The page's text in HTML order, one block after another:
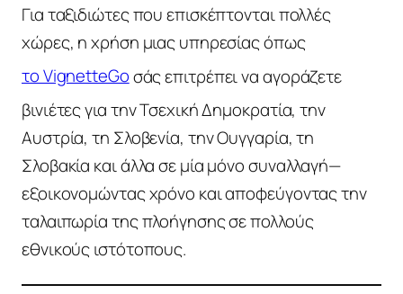
Για ταξιδιώτες που επισκέπτονται πολλές
χώρες, η χρήση μιας υπηρεσίας όπως
το VignetteGoσάς επιτρέπει να αγοράζετε
βινιέτες για την Τσεχική Δημοκρατία, την
Αυστρία, τη Σλοβενία, την Ουγγαρία, τη
Σλοβακία και άλλα σε μία μόνο συναλλαγή—
εξοικονομώντας χρόνο και αποφεύγοντας την
ταλαιπωρία της πλοήγησης σε πολλούς
εθνικούς ιστότοπους.